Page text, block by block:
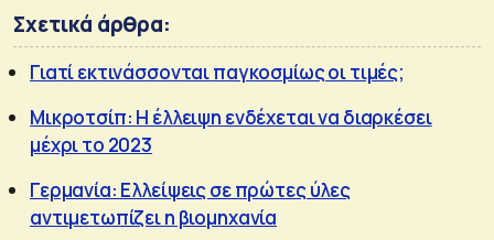
Σχετικά άρθρα:
Γιατί εκτινάσσονται παγκοσμίως οι τιμές;
Μικροτσίπ: Η έλλειψη ενδέχεται να διαρκέσει
μέχρι το 2023
Γερμανία: Ελλείψεις σε πρώτες ύλες
αντιμετωπίζει η βιομηχανία